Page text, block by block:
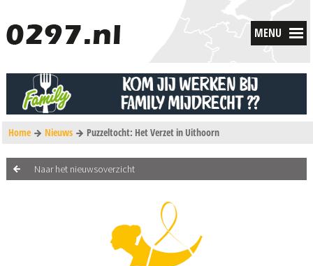
MENU
Home Nieuws Puzzeltocht: Het Verzet in Uithoorn
Naar het nieuwsoverzicht